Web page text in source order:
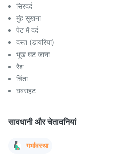
सिरदर्द
मुंह सूखना
पेट में दर्द
दस्त (डायरिया)
भूख घट जाना
रैश
चिंता
घबराहट
सावधानी और चेतावनियां
गर्भावस्था